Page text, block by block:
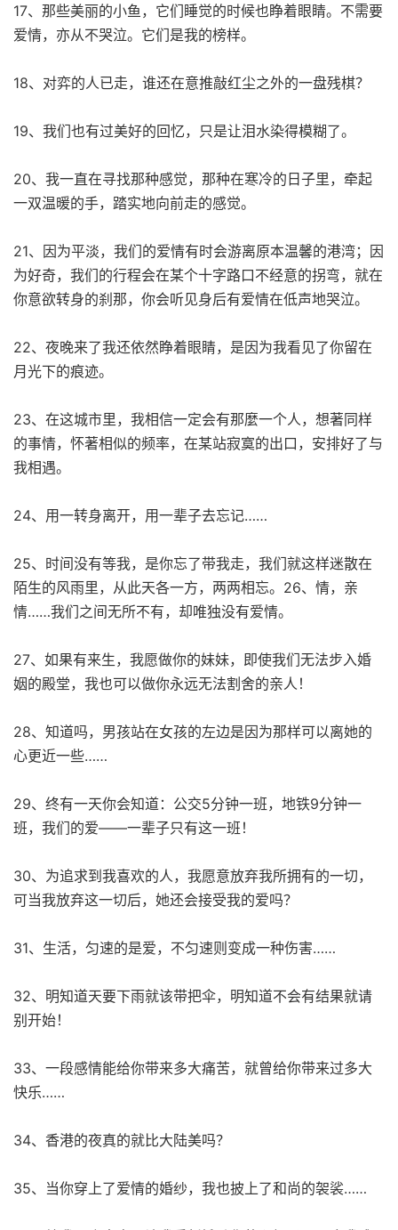
17、那些美丽的小鱼，它们睡觉的时候也睁着眼睛。不需要
爱情，亦从不哭泣。它们是我的榜样。
18、对弈的人已走，谁还在意推敲红尘之外的一盘残棋？
19、我们也有过美好的回忆，只是让泪水染得模糊了。
20、我一直在寻找那种感觉，那种在寒冷的日子里，牵起
一双温暖的手，踏实地向前走的感觉。
21、因为平淡，我们的爱情有时会游离原本温馨的港湾；因
为好奇，我们的行程会在某个十字路口不经意的拐弯，就在
你意欲转身的刹那，你会听见身后有爱情在低声地哭泣。
22、夜晚来了我还依然睁着眼睛，是因为我看见了你留在
月光下的痕迹。
23、在这城市里，我相信一定会有那麼一个人，想著同样
的事情，怀著相似的频率，在某站寂寞的出口，安排好了与
我相遇。
24、用一转身离开，用一辈子去忘记……
25、时间没有等我，是你忘了带我走，我们就这样迷散在
陌生的风雨里，从此天各一方，两两相忘。26、情，亲
情……我们之间无所不有，却唯独没有爱情。
27、如果有来生，我愿做你的妹妹，即使我们无法步入婚
姻的殿堂，我也可以做你永远无法割舍的亲人！
28、知道吗，男孩站在女孩的左边是因为那样可以离她的
心更近一些……
29、终有一天你会知道：公交5分钟一班，地铁9分钟一
班，我们的爱——一辈子只有这一班！
30、为追求到我喜欢的人，我愿意放弃我所拥有的一切，
可当我放弃这一切后，她还会接受我的爱吗？
31、生活，匀速的是爱，不匀速则变成一种伤害……
32、明知道天要下雨就该带把伞，明知道不会有结果就请
别开始！
33、一段感情能给你带来多大痛苦，就曾给你带来过多大
快乐……
34、香港的夜真的就比大陆美吗？
35、当你穿上了爱情的婚纱，我也披上了和尚的袈裟……